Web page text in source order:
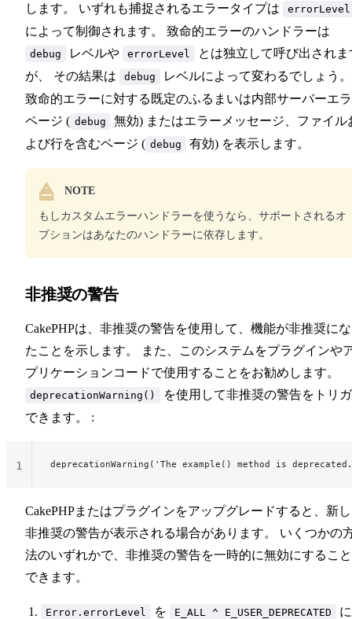
します。 いずれも捕捉されるエラータイプは
errorLevel
によって制御されます。 致命的エラーのハンドラーは
debug レベルや errorLevel
とは独立して呼び出されま
が、 その結果は
debug
レベルによって変わるでしょう。
致命的エラーに対する既定のふるまいは内部サーバーエ
ページ ( debug
無効) またはエラーメッセージ、ファイル
よび行を含むページ ( debug 有効) を表示します。
NOTE
もしカスタムエラーハンドラーを使うなら、サポートされるオ
プションはあなたのハンドラーに依存します。
非推奨の警告
CakePHPは、非推奨の警告を使用して、機能が非推奨に
たことを示します。 また、このシステムをプラグインや
プリケーションコードで使用することをお勧めします。
deprecationWarning()
を使用して非推奨の警告をトリ
できます。 :
deprecationWarning('The example() method is
1
CakePHPまたはプラグインをアップグレードすると、新
非推奨の警告が表示される場合があります。 いくつかの
法のいずれかで、非推奨の警告を一時的に無効にするこ
できます。
Error.errorLevel を E_ALL ^ E_USER_DEPRECATED